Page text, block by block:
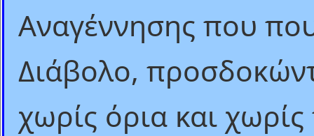
Αναγέννησης που
Διάβολο,
χωρίς όρια και